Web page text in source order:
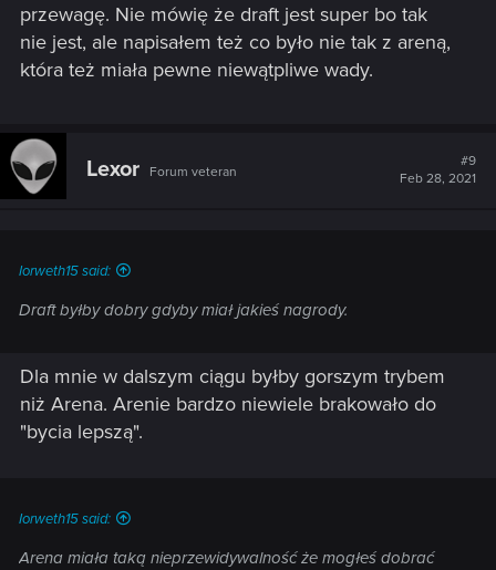
przewagę. Nie mówię że draft jest super bo tak
nie jest, ale napisałem też co było nie tak z areną,
która też miała pewne niewątpliwe wady.
Lexor Forum veteran
#9
Feb 28, 2021
Iorweth15 said:
Draft byłby dobry gdyby miał jakieś nagrody.
Dla mnie w dalszym ciągu byłby gorszym trybem
niż Arena. Arenie bardzo niewiele brakowało do
"bycia lepszą".
Iorweth15 said:
Arena miała taką nieprzewidywalność że mogłeś dobrać